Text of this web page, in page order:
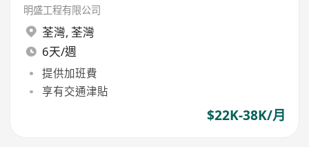
明盛工程有限公司
荃灣, 荃灣
6天/週
提供加班費
享有交通津貼
$22K-38K/月